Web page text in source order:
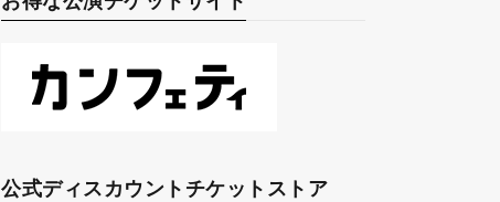
公式ディスカウントチケットストア